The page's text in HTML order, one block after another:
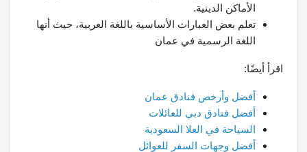
الأماكن الدينية.
تعلم بعض العبارات الأساسية باللغة العربية، حيث أنها
اللغة الرسمية في عمان
اقرأ أيضًا:
أفضل وأرخص فنادق عمان
أفضل فنادق دبي للعائلات
السياحة في العلا السعودية
أفضل وجهات السفر للعوائل